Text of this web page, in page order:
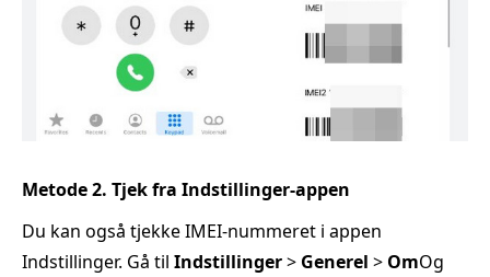
Metode 2. Tjek fra Indstillinger-appen
Du kan også tjekke IMEI-nummeret i appen
Indstillinger. Gå til Indstillinger> Generel > OmOg